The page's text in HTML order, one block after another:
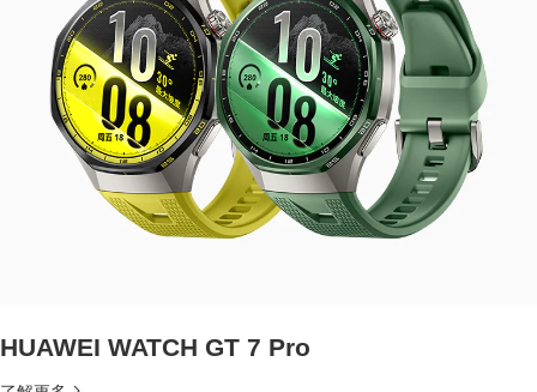
HUAWEI WATCH GT 7 Pro